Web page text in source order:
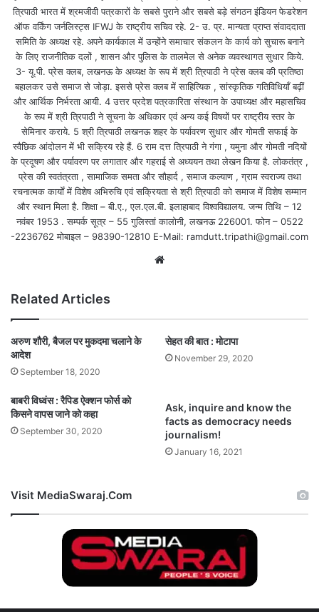
त्रिपाठी भारत में श्रमजीवी पत्रकारों के सबसे पुराने और सबसे बड़े संगठन इंडियन फेडरेशन
ऑफ वर्किंग जर्नलिस्ट्स IFWJ के राष्ट्रीय सचिव रहे. 2- उ. प्र. मान्यता प्राप्त संवाददाता
समिति के अध्यक्ष रहे. अपने कार्यकाल में उन्होंने समाचार संकलन के कार्य को सुचारू बनाने
के लिए राजनीतिक दलों , शासन और पुलिस के तालमेल से अनेक व्यवस्थागत सुधार किये.
3- यू.पी. प्रेस क्लब, लखनऊ के अध्यक्ष के रूप में श्री त्रिपाठी ने प्रेस क्लब की प्रतिष्ठा
बहालकर उसे समाज से जोड़ा. इससे प्रेस क्लब में साहित्यिक , सांस्कृतिक गतिविधियाँ बढ़ीं
और आर्थिक निर्भरता आयी. 4 उत्तर प्रदेश पत्रकारिता संस्थान के उपाध्यक्ष और महासचिव
के रूप में श्री त्रिपाठी ने सूचना के अधिकार एवं अन्य कई विषयों पर राष्ट्रीय स्तर के
सेमिनार कराये. 5 श्री त्रिपाठी लखनऊ शहर के पर्यावरण सुधार और गोमती सफाई के
स्वैछिक आंदोलन में भी सक्रिय रहे हैं. 6 राम दत्त त्रिपाठी ने गंगा , यमुना और गोमती नदियों
के प्रदूषण और पर्यावरण पर लगातार और गहराई से अध्ययन तथा लेखन किया है. लोकतंत्र ,
प्रेस की स्वतंत्रता , सामाजिक समता और सौहार्द , समाज कल्याण , ग्राम स्वराज्य तथा
रचनात्मक कार्यों में विशेष अभिरुचि एवं सक्रियता से श्री त्रिपाठी को समाज में विशेष सम्मान
और स्थान मिला है. शिक्षा – बी.ए., एल.एल.बी. इलाहाबाद विश्वविद्यालय. जन्म तिथि – 12
नवंबर 1953 . सम्पर्क सूत्र – 55 गुलिस्तां कालोनी, लखनऊ 226001. फोन – 0522
-2236762 मोबाइल – 98390-12810 E-Mail: ramdutt.tripathi@gmail.com
Related Articles
अरुण शौरी, बैजल पर मुकदमा चलाने के
आदेश
September 18, 2020
सेहत की बात : मोटापा
November 29, 2020
बाबरी विध्वंस : रैपिड ऐक्शन फोर्स को
किसने वापस जाने को कहा
September 30, 2020
Ask, inquire and know the
facts as democracy needs
journalism!
January 16, 2021
Visit MediaSwaraj.Com